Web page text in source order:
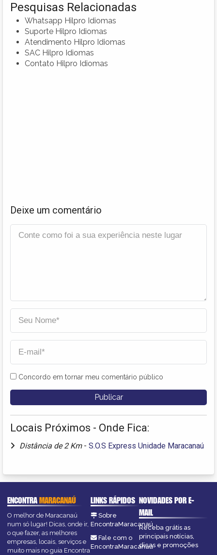
Pesquisas Relacionadas
Whatsapp Hilpro Idiomas
Suporte Hilpro Idiomas
Atendimento Hilpro Idiomas
SAC Hilpro Idiomas
Contato Hilpro Idiomas
Deixe um comentário
Concordo em tornar meu comentário público
Locais Próximos - Onde Fica:
Distância de 2 Km - S.O.S Express Unidade Maracanaú
ENCONTRAMARACANAÚ
O melhor de Maracanaú
num só lugar! Dicas, onde ir,
o que fazer, as melhores
empresas, locais, serviços e
muito mais no guia Encontra
LINKS RÁPIDOS
Sobre
EncontraMaracanaú
Fale com o
EncontraMaracanaú
NOVIDADES POR E-
MAIL
Receba grátis as
principais notícias,
dicas e promoções